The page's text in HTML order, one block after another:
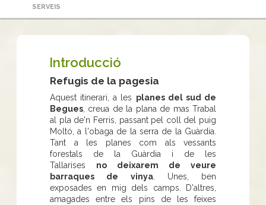
SERVEIS
Introducció
Refugis de la pagesia
Aquest itinerari, a les planes del sud de
Begues, creua de la plana de mas Trabal
al pla de'n Ferris, passant pel coll del puig
Moltó, a l'obaga de la serra de la Guàrdia.
Tant a les planes com als vessants
forestals de la Guàrdia i de les
Tallarises no deixarem de veure
barraques de vinya. Unes, ben
exposades en mig dels camps. D'altres,
amagades entre els pins de les feixes